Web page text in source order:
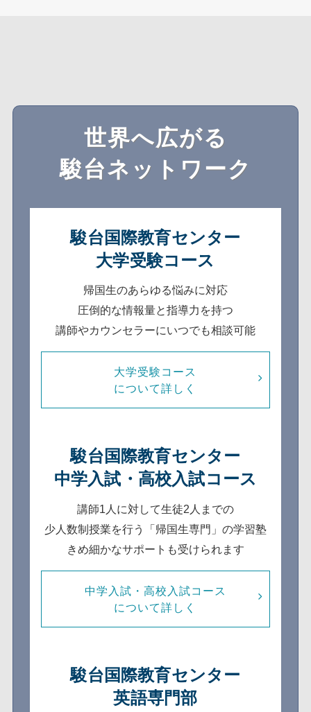
世界へ広がる
駿台ネットワーク
駿台国際教育センター
大学受験コース
帰国生のあらゆる悩みに対応
圧倒的な情報量と指導力を持つ
講師やカウンセラーにいつでも相談可能
大学受験コース
について詳しく
駿台国際教育センター
中学入試・高校入試コース
講師1人に対して生徒2人までの
少人数制授業を行う「帰国生専門」の学習塾
きめ細かなサポートも受けられます
中学入試・高校入試コース
について詳しく
駿台国際教育センター
英語専門部